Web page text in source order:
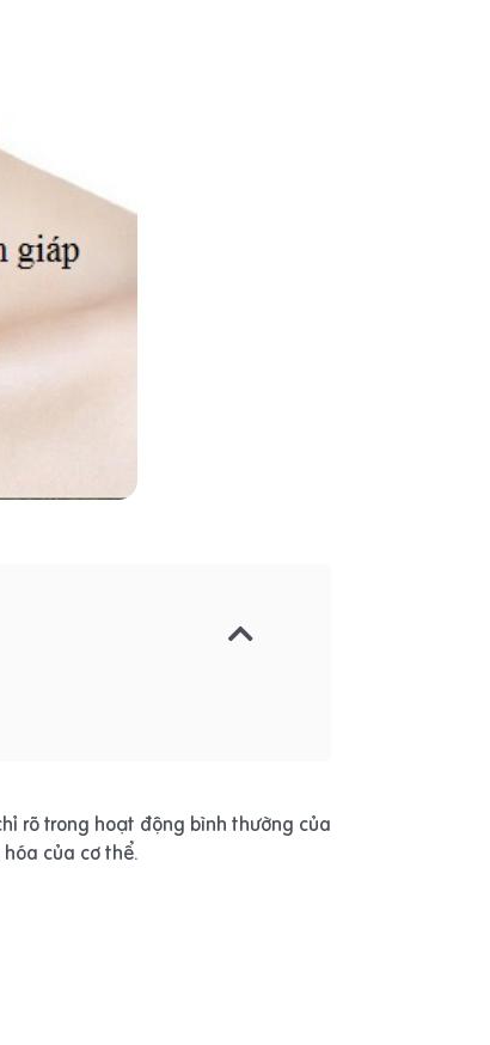
rõ trong hoạt động bình thường của
của cơ thể.